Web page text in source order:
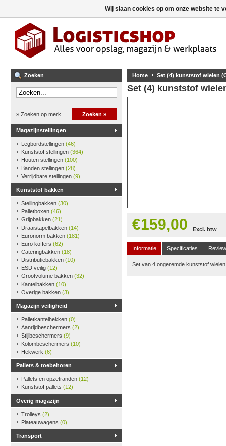
Zoeken
» Zoeken op merk Zoeken »
Magazijnstellingen
Legbordstellingen (46)
Kunststof stellingen (364)
Houten stellingen (100)
Banden stellingen (28)
Verrijdbare stellingen (9)
Kunststof bakken
Stellingbakken (30)
Palletboxen (46)
Grijpbakken (21)
Draaistapelbakken (14)
Euronorm bakken (181)
Euro koffers (62)
Cateringbakken (18)
Distributiebakken (10)
ESD veilig (12)
Grootvolume bakken (32)
Kantelbakken (10)
Overige bakken (3)
Magazijn veiligheid
Palletkantelhekken (0)
Aanrijdbeschermers (2)
Stijlbeschermers (9)
Kolombeschermers (10)
Hekwerk (6)
Pallets & toebehoren
Pallets en opzetranden (12)
Kunststof pallets (12)
Overig magazijn
Trolleys (2)
Plateauwagens (0)
Transport
Home Set (4) kunststof wielen
Set (4) kunststof
€159,00 Excl. btw
Informatie Specificaties
Set van 4 ongeremde kunststof
Wij slaan cookies op om onze website te